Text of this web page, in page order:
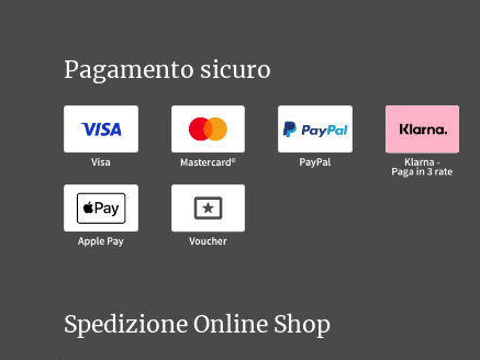
Pagamento sicuro
Spedizione Online Shop